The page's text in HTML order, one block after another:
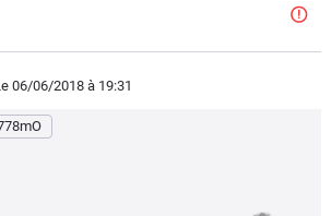
06/06/2018à 19:31